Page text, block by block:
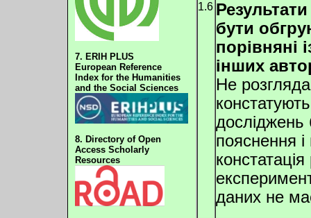
7. ERIH PLUS
European Reference
Index for the Humanities
and the Social Sciences
8. Directory of Open
Access Scholarly
Resources
1.6
бути
порівняні
інших
Не
досліджень
пояснення
констатація
даних не